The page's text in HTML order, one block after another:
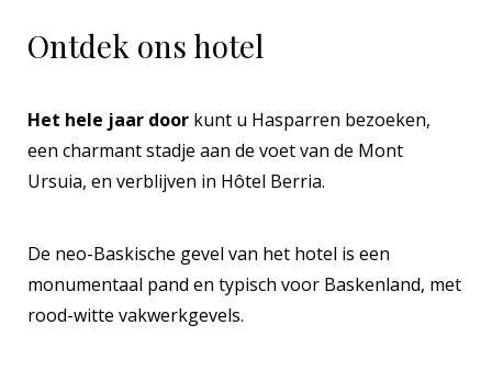
Ontdek ons hotel
Het hele jaar door kunt u Hasparren bezoeken,
een charmant stadje aan de voet van de Mont
Ursuia, en verblijven in Hôtel Berria.
De neo-Baskische gevel van het hotel is een
monumentaal pand en typisch voor Baskenland, met
rood-witte vakwerkgevels.